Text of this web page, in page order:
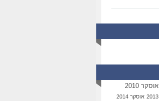
אוסקר 2010
אוסקר 2014